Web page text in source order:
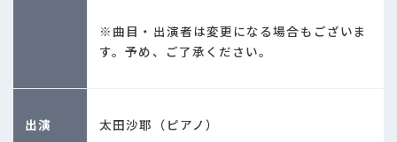
※曲目・出演者は変更になる場合もございま
す。予め、ご了承ください。
出演 太田沙耶（ピアノ）